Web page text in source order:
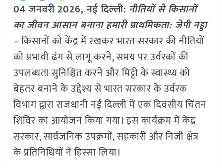
04 जनवरी2026, नई दिल्ली: नीतियों से किसानों
का जीवन आसान बनाना हमारी प्राथमिकता: जेपी नड्डा
–किसानों को केंद्र में रखकर भारत सरकार की नीतियों
को प्रभावी ढंग से लागू करने, समय पर उर्वरकों की
उपलब्धता सुनिश्चित करने और मिट्टी के स्वास्थ्य को
बेहतर बनाने के उद्देश्य से भारत सरकार के उर्वरक
विभाग द्वारा राजधानी नई दिल्ली में एक दिवसीय चिंतन
शिविर का आयोजन किया गया। इस कार्यक्रम में केंद्र
सरकार, सार्वजनिक उपक्रमों, सहकारी और निजी क्षेत्र
के प्रतिनिधियों ने हिस्सा लिया।